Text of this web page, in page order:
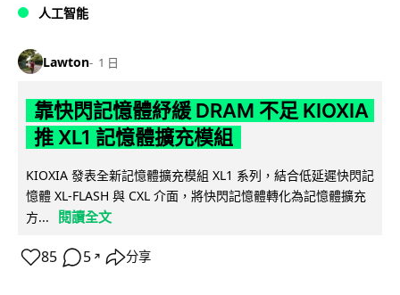
人工智能
Lawton 1 日
靠快閃記憶體紓緩 DRAM 不足 KIOXIA
推 XL1 記憶體擴充模組
KIOXIA 發表全新記憶體擴充模組 XL1 系列，結合低延遲快閃記
憶體 XL-FLASH 與 CXL 介面，將快閃記憶體轉化為記憶體擴充
方...
閱讀全文
85 5 ↗ 分享